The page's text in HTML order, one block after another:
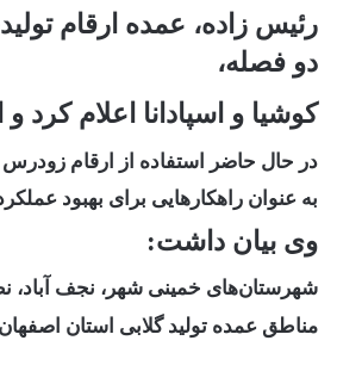
رئیس زاده، عمده ارقام
دو فصله،
کوشیا و اسپادانا اعلام کرد و
در حال حاضر استفاده از ارقام
به عنوان راهکارهایی برای بهبود
وی بیان داشت:
شهرستان‌های خمینی شهر، نجف آباد،
مناطق عمده تولید گلابی استان